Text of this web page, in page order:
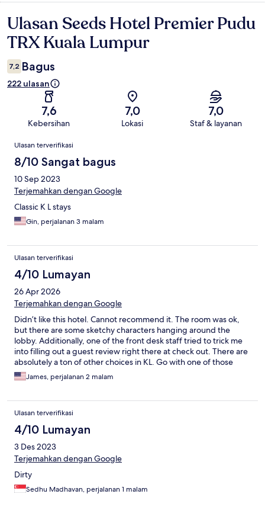
Ulasan
Ulasan Seeds Hotel Premier Pudu
TRX Kuala Lumpur
7,2 Bagus
222 ulasan
7,6
Kebersihan
7,0
Lokasi
7,0
Staf & layanan
Ulasan
Ulasan terverifikasi
8/10 Sangat bagus
10 Sep 2023
Terjemahkan dengan Google
Classic K L stays
Gin, perjalanan 3 malam
Ulasan terverifikasi
4/10 Lumayan
26 Apr 2026
Terjemahkan dengan Google
Didn’t like this hotel. Cannot recommend it. The room was ok,
but there are some sketchy characters hanging around the
lobby. Additionally, one of the front desk staff tried to trick me
into filling out a guest review right there at check out. There are
absolutely a ton of other choices in KL. Go with one of those
instead.James, perjalanan 2 malam
Ulasan terverifikasi
4/10 Lumayan
3 Des 2023
Terjemahkan dengan Google
Dirty
Sedhu Madhavan, perjalanan 1 malam